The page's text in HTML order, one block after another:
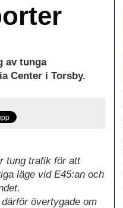
av tunga
Center i Torsby.
tung trafik för att
läge vid E45:an och
övertygade om